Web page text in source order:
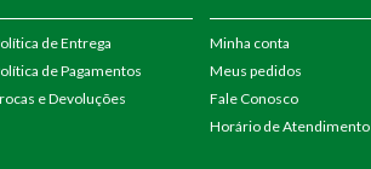
de Entrega
de Pagamentos
e Devoluções
Minha conta
Meus pedidos
Fale Conosco
Horário de Atendimento